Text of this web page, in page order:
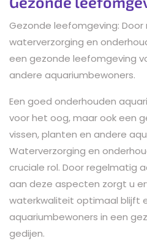
Gezonde leefomgeving:
waterverzorging en
een gezonde leefomgeving
andere aquariumbewoners.
Een goed onderhouden
voor het oog, maar ook een
vissen, planten en andere
Waterverzorging en
cruciale rol. Door regelmatig
aan deze aspecten zorgt u
waterkwaliteit optimaal blijft
aquariumbewoners in een
gedijen.